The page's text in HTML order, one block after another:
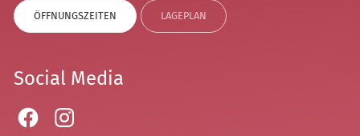
ÖFFNUNGSZEITEN LAGEPLAN
Social Media